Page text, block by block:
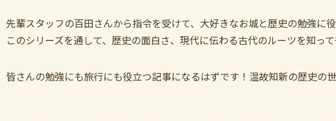
先輩スタッフの百田さんから指令を受けて、大好きなお城と歴史の勉強に
このシリーズを通して、歴史の面白さ、現代に伝わる古代のルーツを知って
皆さんの勉強にも旅行にも役立つ記事になるはずです！温故知新の歴史の